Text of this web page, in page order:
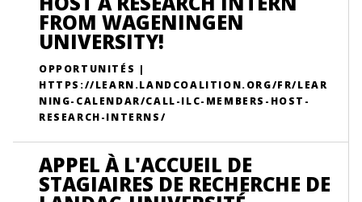
FROM WAGENINGEN
UNIVERSITY!
OPPORTUNITÉS |
HTTPS://LEARN.LANDCOALITION.ORG/FR/LEAR
NING-CALENDAR/CALL-ILC-MEMBERS-HOST-
RESEARCH-INTERNS/
APPEL À L'ACCUEIL DE
STAGIAIRES DE RECHERCHE DE